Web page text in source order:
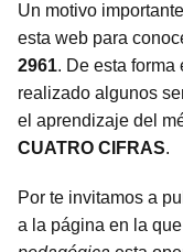
Un motivo
esta web para
2961. De esta forma
realizado algunos
el aprendizaje del
CUATRO CIFRAS.
Por te invitamos a
a la página en la